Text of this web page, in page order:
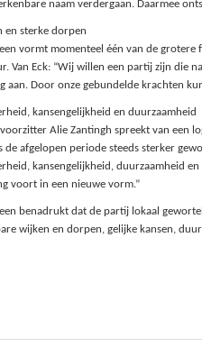
naam verdergaan. Daarmee
en sterke dorpen
vormt momenteel één van de
Van Eck: “Wij willen een partij zijn die
aan. Door onze gebundelde krachten
kansengelijkheid en duurzaamheid
Alie Zantingh spreekt van een
de afgelopen periode steeds sterker
kansengelijkheid, duurzaamheid
voort in een nieuwe vorm.”
benadrukt dat de partij lokaal
wijken en dorpen, gelijke kansen,